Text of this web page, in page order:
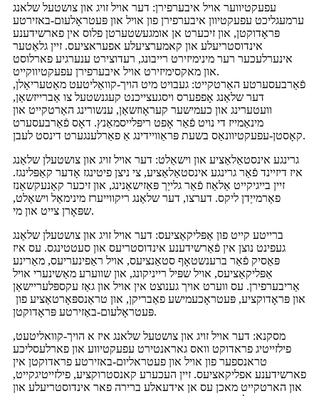
עפעקטיווער אויל איבערפירן: דער אויל זויג און צושטעל שלאנג
ערמעגליכט עפעקטיוון איבערפירן פון אויל און פּעטראָלעום-באזירטע
פּראָדוקטן, און זיכערט אן אומגעשטערטן פלוס אין פארשידענע
אינדוסטריעלע און קאמערציעלע אפעראציעס. זיין גלאַטער
אינערלעכער רער מינימיזירט רייבונג, רעדוצירט ענערגיע פארלוסט
און מאקסימיזירט אויל איבערפירן עפעקטיווקייט.
פֿאַרבעסערטע האַרטקייט: געבויט מיט הויך-קוואַליטעט מאַטעריאַלן,
דער שלאַנג אָפפערס ויסגעצייכנט קעגנשטעל צו אַברייזשאַן,
וועטערינג און כעמישער קעראָוזשאַן, ענשורינג האַרטקייט און
מינאַמייז די נויט פֿאַר אָפט ריפּלייסמאַנץ. דאָס פֿאַרבעסערט
קאָסטן-עפעקטיוונאַס בשעת פּראַוויידינג אַ פאַרלענגערט דינסט לעבן.
גרינגע אינסטאַלאַציע און וישאַלט: דער אויל זויג און צושטעלן שלאַנג
איז דיזיינד פֿאַר גרינגע אינסטאַלאַציע, צי ניצן פיטינגז אָדער קאַפּלינגז.
זיין בייגיקייט אַלאַוז פֿאַר גלייַך פּאַזישאַנינג, און זיכער קאַנעקשאַנז
פאַרמייַדן ליקס. דערצו, דער שלאַנג ריקווייערז מינימאַל וישאַלט,
שפּאָרן צייט און מי.
ברייטע קייט פון אַפּליקאַציעס: דער אויל זויג און צושטעלן שלאַנג
געפינט נוצן אין פֿאַרשידענע אינדוסטריעס און סעטטינגס. עס איז
פּאַסיק פֿאַר ברענשטאָף סטאַנציעס, אויל ראַפינעריעס, מאַרינע
אַפּליקאַציעס, אויל שפּיל רייניקונג, און שווערע מאַשינערי אויל
אַריבערפירן. עס ווערט אויך גענוצט אין אויל און גאַז עקספּלעריישאַן
און פּראָדוקציע, פּעטראָכעמישע פאַבריקן, און טראַנספּאָרטאַציע פון ​​
פּעטראָלעום-באַזירטע פּראָדוקטן.
מסקנא: דער אויל זויג און צושטעל שלאנג איז א הויך-קוואליטעט,
פילזייטיג פראדוקט וואס גאראנטירט עפעקטיווע און פארלעסליכע
טראנספער פון אויל און פעטראליום-באזירטע פראדוקטן אין
פארשידענע אפליקאציעס. זיין העכערע קאנסטרוקציע, פילזייטיגקייט,
און הארטקייט מאכן עס אן אידעאלע ברירה פאר אינדוסטריעלע און